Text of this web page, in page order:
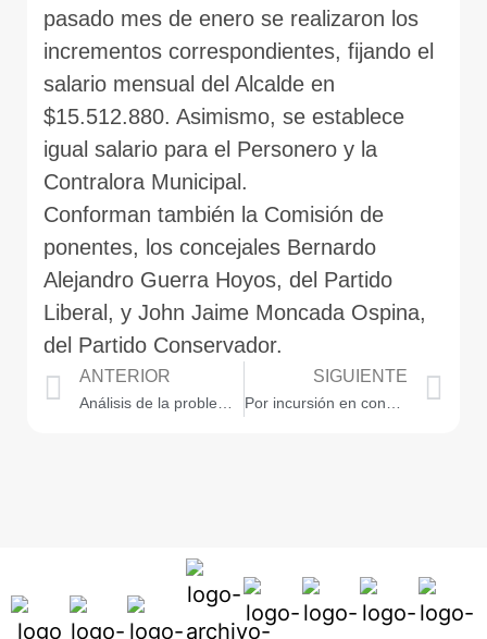
pasado mes de enero se realizaron los
incrementos correspondientes, fijando el
salario mensual del Alcalde en
$15.512.880. Asimismo, se establece
igual salario para el Personero y la
Contralora Municipal.
Conforman también la Comisión de
ponentes, los concejales Bernardo
Alejandro Guerra Hoyos, del Partido
Liberal, y John Jaime Moncada Ospina,
del Partido Conservador.
ANTERIOR
Análisis de la problemática que afrontan los agentes de tránsito de la ciudad
SIGUIENTE
Por incursión en conductas prohibidas: Savia Salud terminó contrato con Hogar Carmelita